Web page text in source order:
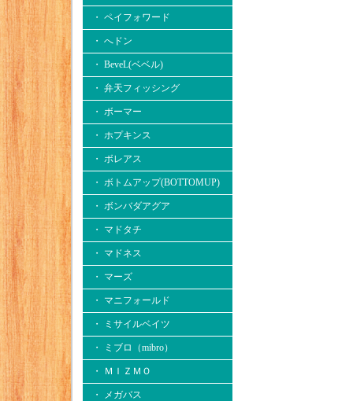
・ ペイフォワード
・ へドン
・ BeveL(ベベル)
・ 弁天フィッシング
・ ボーマー
・ ホプキンス
・ ボレアス
・ ボトムアップ(BOTTOMUP)
・ ボンバダアグア
・ マドタチ
・ マドネス
・ マーズ
・ マニフォールド
・ ミサイルベイツ
・ ミブロ（mibro）
・ ＭＩＺＭＯ
・ メガバス